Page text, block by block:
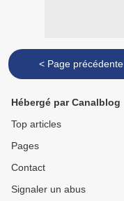
< Page précédente
Hébergé par Canalblog
Top articles
Pages
Contact
Signaler un abus